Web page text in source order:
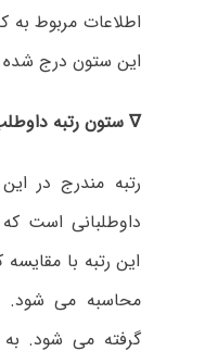
اطلاعات مربوط
این ستون درج
∇ ستون رتبه
رتبه مندرج در
داوطلبانی است
این رتبه با مقایسه
محاسبه می شود.
گرفته می شود. به